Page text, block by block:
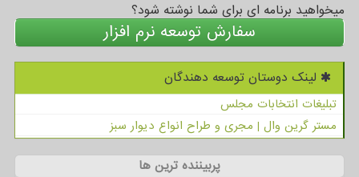
میخواهید برنامه ای برای شما نوشته شود؟
سفارش توسعه نرم افزار
لینک دوستان توسعه دهندگان
تبلیغات انتخابات مجلس
مستر گرین وال | مجری و طراح انواع دیوار سبز
پربیننده ترین ها